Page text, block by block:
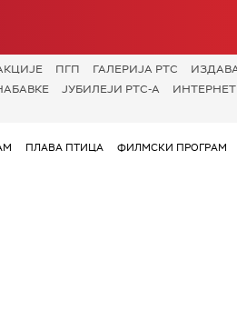
ПГП ГАЛЕРИЈА РТС
ЈУБИЛЕЈИ РТС-А
ПЛАВА ПТИЦА ФИЛМСКИ ПРОГРАМ